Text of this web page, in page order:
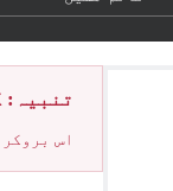
تنبیہ:
اس